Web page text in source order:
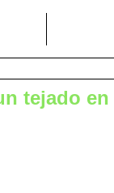
tejado en